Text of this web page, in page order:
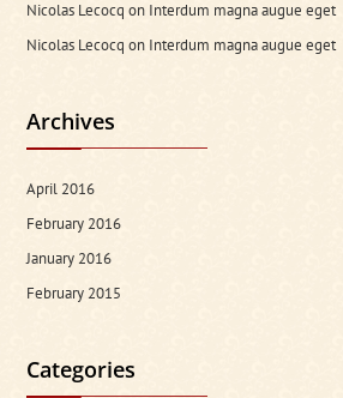
Nicolas Lecocq on Interdum magna augue eget
Nicolas Lecocq on Interdum magna augue eget
Archives
April 2016
February 2016
January 2016
February 2015
Categories